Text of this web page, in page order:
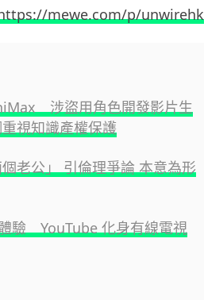
mewe.com/p/unwirehk
涉盜用角色開發影片生
視知識產權保護
老公」 引倫理爭論 本意為形
驗 YouTube 化身有線電視